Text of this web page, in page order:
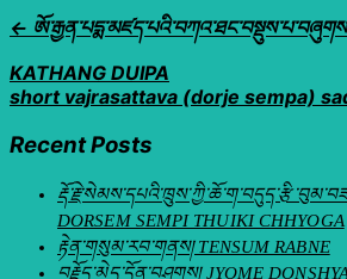
←
KATHANG DUIPA
short vajrasattava (dorje sempa)
Recent Posts
DORSEM SEMPI THUIKI CHHYOGA
རྟེན་གསུམ་རབ་གནས། TENSUM RABNE
བརྗོད་མེད་དོན་བཤགས། JYOME